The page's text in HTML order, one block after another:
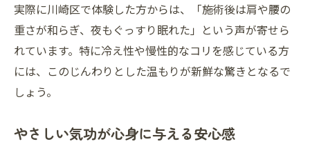
手当気功で得られる癒しとリラックス感
安心して受けられる気功のポイント紹介
手当気功の施術手順と安心感の関係性
整体やマッサージと異なる気功の魅力を知る
やさしい気功の独自の施術アプローチ
実際に川崎区で体験した方からは、「施術後は肩や腰の
重さが和らぎ、夜もぐっすり眠れた」という声が寄せら
れています。特に冷え性や慢性的なコリを感じている方
には、このじんわりとした温もりが新鮮な驚きとなるで
しょう。
やさしい気功が心身に与える安心感